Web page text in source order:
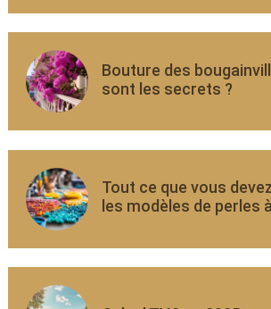
Bouture des
sont les secrets ?
Tout ce que vous
les modèles de perles